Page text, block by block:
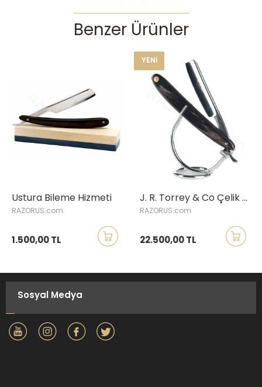
Benzer Ürünler
Ustura Bileme Hizmeti
RAZORUS.com
1.500,00 TL
YENI
J. R. Torrey & Co Çelik Ustura, Manda Boynuzu Saplı
RAZORUS.com
22.500,00 TL
Sosyal Medya